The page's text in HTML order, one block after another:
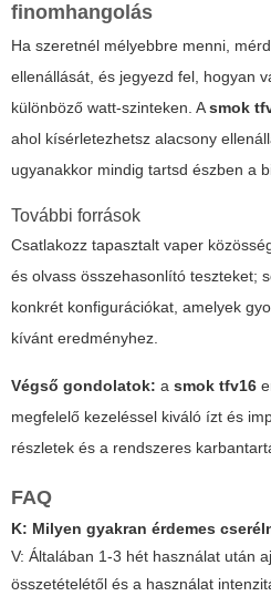
finomhangolás
Ha szeretnél mélyebbre menni,
ellenállását, és jegyezd fel, hogyan
különböző watt-szinteken. Asmok
ahol kísérletezhetsz alacsony
ugyanakkor mindig tartsd észben a
További források
Csatlakozz tapasztalt vaper
és olvass összehasonlító teszteket;
konkrét konfigurációkat, amelyek
kívánt eredményhez.
Végső gondolatok: a smok tfv16
megfelelő kezeléssel kiváló ízt és
részletek és a rendszeres
FAQ
K: Milyen gyakran érdemes
V: Általában 1-3 hét használat után
összetételétől és a használat